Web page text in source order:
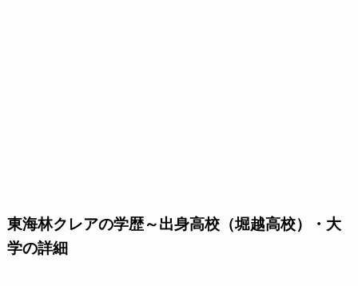
東海林クレアの学歴～出身高校（堀越高校）・大
学の詳細